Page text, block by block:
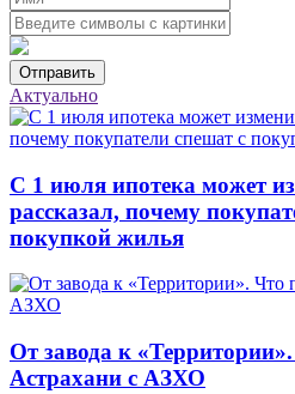
Отправить
Актуально
С 1 июля ипотека может
рассказал, почему
покупкой жилья
От завода к
Астрахани с АЗХО